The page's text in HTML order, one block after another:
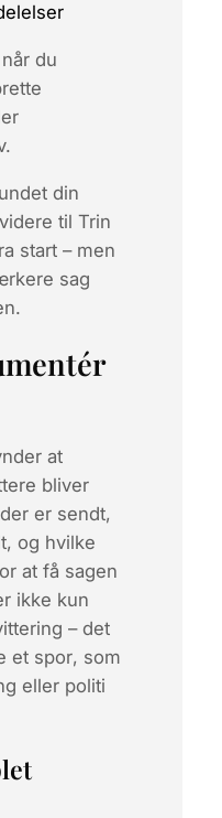
du
din
til Trin
start– men
sag
at
bliver
er sendt,
og hvilke
at få sagen
ikke kun
– det
et spor, som
eller politi